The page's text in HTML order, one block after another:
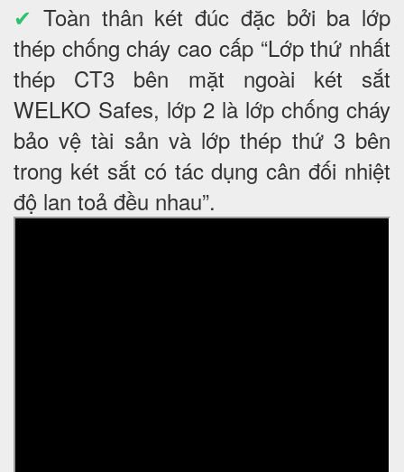
✔ Toàn thân két đúc đặc bởi ba lớp
thép chống cháy cao cấp “Lớp thứ nhất
thép CT3 bên mặt ngoài két sắt
WELKO Safes, lớp 2 là lớp chống cháy
bảo vệ tài sản và lớp thép thứ 3 bên
trong két sắt có tác dụng cân đối nhiệt
độ lan toả đều nhau”.